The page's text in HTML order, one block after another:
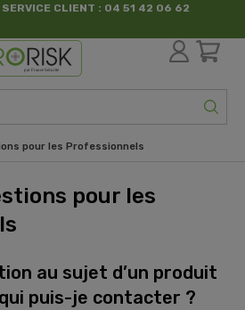
SERVICE CLIENT : 04 51 42 06 62
par France Sécurité
pour les Professionnels
pour les
au sujet d’un produit
puis-je contacter ?